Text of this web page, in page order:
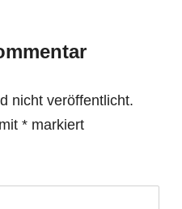
nicht veröffentlicht.
* markiert